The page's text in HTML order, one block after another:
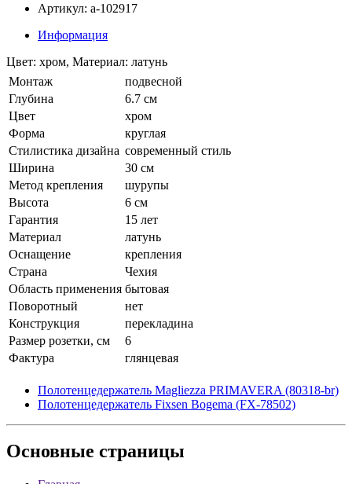
Артикул: a-102917
Информация
Цвет: хром, Материал: латунь
Монтаж
подвесной
Глубина
6.7 см
Цвет
хром
Форма
круглая
Стилистика дизайна современный стиль
Ширина
30 см
Метод крепления
шурупы
Высота
6 см
Гарантия
15 лет
Материал
латунь
Оснащение
крепления
Страна
Чехия
Область применения бытовая
Поворотный
нет
Конструкция
перекладина
Размер розетки, см
6
Фактура
глянцевая
Полотенцедержатель Magliezza PRIMAVERA (80318-br)
Полотенцедержатель Fixsen Bogema (FX-78502)
Основные страницы